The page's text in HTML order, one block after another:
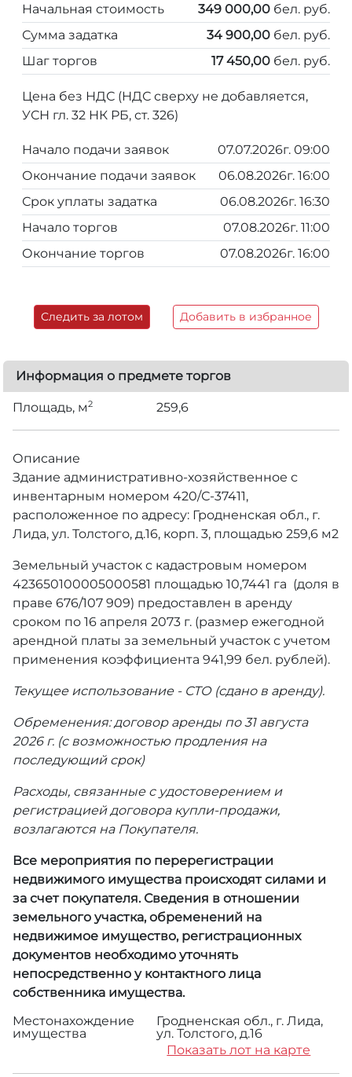
Начальная стоимость 349 000,00 бел. руб.
Сумма задатка
34 900,00 бел. руб.
Шаг торгов
17 450,00 бел. руб.
Цена без НДС (НДС сверху не добавляется,
УСН гл. 32 НК РБ, ст. 326)
Начало подачи заявок
07.07.2026г. 09:00
Окончание подачи заявок
06.08.2026г. 16:00
Срок уплаты задатка
06.08.2026г. 16:30
Начало торгов
07.08.2026г. 11:00
Окончание торгов
07.08.2026г. 16:00
Следить за лотом Добавить в избранное
Информация о предмете торгов
Площадь, м2 259,6
Описание
Здание административно-хозяйственное с
инвентарным номером 420/С-37411,
расположенное по адресу: Гродненская обл., г.
Лида, ул. Толстого, д.16, корп. 3, площадью 259,6 м2
Земельный участок с кадастровым номером
423650100005000581 площадью 10,7441 га (доля в
праве 676/107 909) предоставлен в аренду
сроком по 16 апреля 2073 г. (размер ежегодной
арендной платы за земельный участок с учетом
применения коэффициента 941,99 бел. рублей).
Текущее использование - СТО (сдано в аренду).
Обременения: договор аренды по 31 августа
2026 г. (с возможностью продления на
последующий срок)
Расходы, связанные с удостоверением и
регистрацией договора купли-продажи,
возлагаются на Покупателя.
Все мероприятия по перерегистрации
недвижимого имущества происходят силами и
за счет покупателя. Сведения в отношении
земельного участка, обременений на
недвижимое имущество, регистрационных
документов необходимо уточнять
непосредственно у контактного лица
собственника имущества.
Местонахождение
имущества
Гродненская обл., г. Лида,
ул. Толстого, д.16
Показать лот на карте